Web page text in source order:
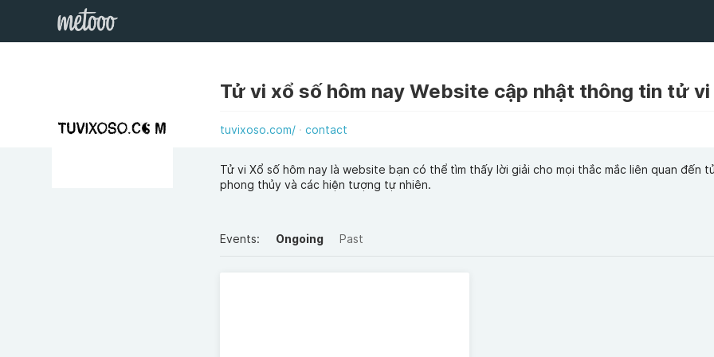
tuvixoso.com/ contact
Tử vi Xổ số hôm nay là website bạn có thể tìm thấy lời giải cho mọi thắc mắc liên quan đến
phong thủy và các hiện tượng tự nhiên.
Events: Ongoing Past